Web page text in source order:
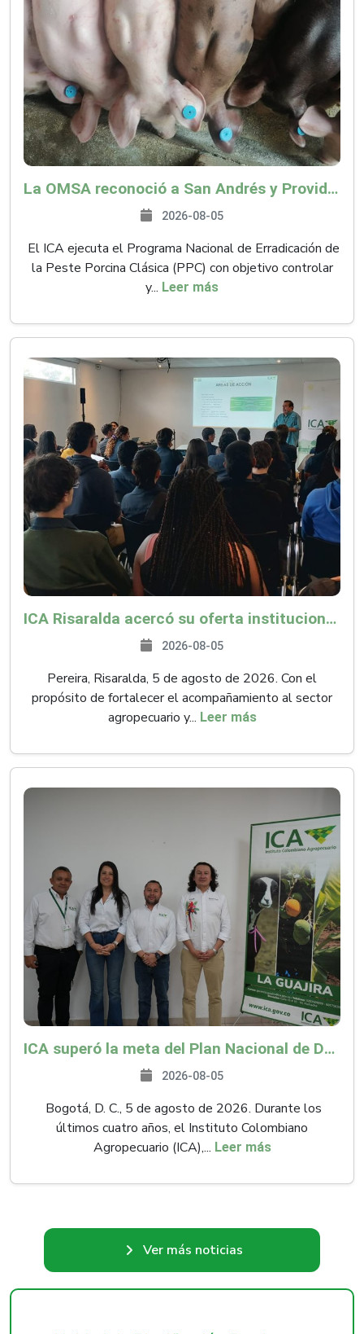
La OMSA reconoció a San Andrés y Providencia como zona libre de Peste Porcina Clásica (PPC)
2026-08-05
El ICA ejecuta el Programa Nacional de Erradicación de
la Peste Porcina Clásica (PPC) con objetivo controlar
y... Leer más
ICA Risaralda acercó su oferta institucional a productores y emprendedores en Expocamello
2026-08-05
Pereira, Risaralda, 5 de agosto de 2026. Con el
propósito de fortalecer el acompañamiento al sector
agropecuario y... Leer más
ICA superó la meta del Plan Nacional de Desarrollo y abrió 61 mercados internacionales
2026-08-05
Bogotá, D. C., 5 de agosto de 2026. Durante los
últimos cuatro años, el Instituto Colombiano
Agropecuario (ICA),... Leer más
Ver más noticias